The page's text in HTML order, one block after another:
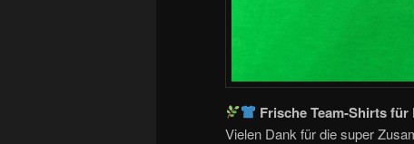
Frische Team-Shirts
Vielen Dank für die super